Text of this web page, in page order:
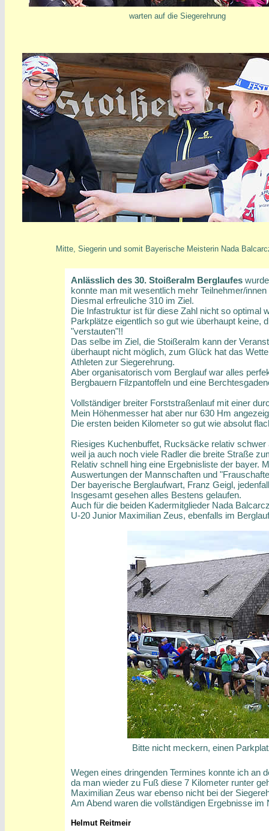
warten auf die Siegerehrung
Mitte, Siegerin und somit Bayerische Meisterin Nada
Anlässlich des 30. Stoißeralm Berglaufes
konnte man mit wesentlich mehr Teilnehmer/
Diesmal erfreuliche 310 im Ziel.
Die Infastruktur ist für diese Zahl nicht so optimal
Parkplätze eigentlich so gut wie überhaupt keine,
"verstauten"!!
Das selbe im Ziel, die Stoißeralm kann der
überhaupt nicht möglich, zum Glück hat das
Athleten zur Siegerehrung.
Aber organisatorisch vom Berglauf war alles
Bergbauern Filzpantoffeln und eine
Vollständiger breiter Forststraßenlauf mit einer
Mein Höhenmesser hat aber nur 630 Hm
Die ersten beiden Kilometer so gut wie absolut
Riesiges Kuchenbuffet, Rucksäcke relativ
weil ja auch noch viele Radler die breite Straße
Relativ schnell hing eine Ergebnisliste der bayer.
Auswertungen der Mannschaften und
Der bayerische Berglaufwart, Franz Geigl,
Insgesamt gesehen alles Bestens gelaufen.
Auch für die beiden Kadermitglieder Nada
U-20 Junior Maximilian Zeus, ebenfalls im
Bitte nicht meckern, einen
Wegen eines dringenden Termines konnte ich an
da man wieder zu Fuß diese 7 Kilometer runter
Maximilian Zeus war ebenso nicht bei der
Am Abend waren die vollständigen Ergebnisse im
Helmut Reitmeir